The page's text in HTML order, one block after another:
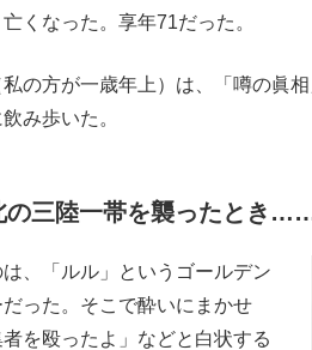
くなった。享年71だった。
の方が一歳年上）は、「噂の眞
み歩いた。
の三陸一帯を襲ったとき
、「ルル」というゴールデン
った。そこで酔いにまかせ
を殴ったよ」などと白状する